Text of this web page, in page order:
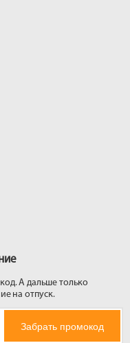
А дальше только
на отпуск.
Забрать промокод